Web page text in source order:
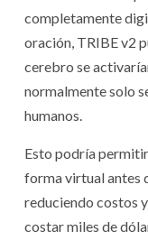
completamente
oración, TRIBE v2
cerebro se
normalmente solo
humanos.
Esto podría
forma virtual antes
reduciendo costos
costar miles de